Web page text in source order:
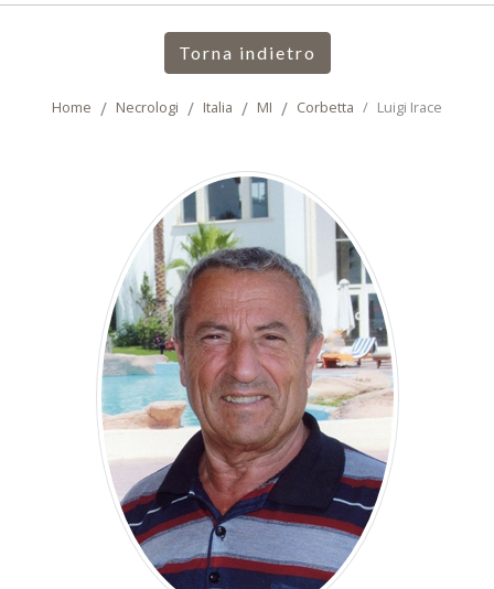
Torna indietro
Home Necrologi Italia MI Corbetta Luigi Irace